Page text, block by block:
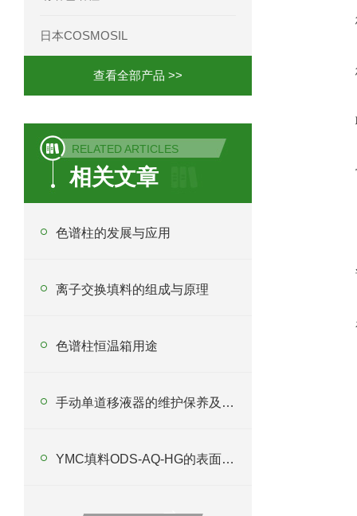
日本COSMOSIL
查看全部产品 >>
RELATED ARTICLES
相关文章
色谱柱的发展与应用
离子交换填料的组成与原理
色谱柱恒温箱用途
手动单道移液器的维护保养及应用技巧
YMC填料ODS-AQ-HG的表面处理与性能优化